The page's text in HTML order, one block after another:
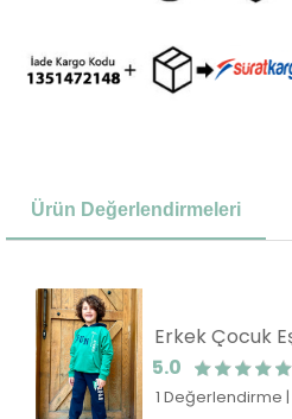
Ürün Değerlendirmeleri
5.0
1 Değerlendirme |